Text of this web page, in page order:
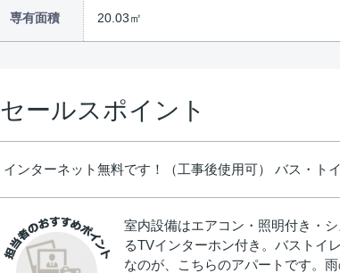
専有面積 20.03㎡
セールスポイント
インターネット無料です！（工事後使用可） バス・ト
室内設備はエアコン・照明付き・
るTVインターホン付き。バストイ
なのが、こちらのアパートです。